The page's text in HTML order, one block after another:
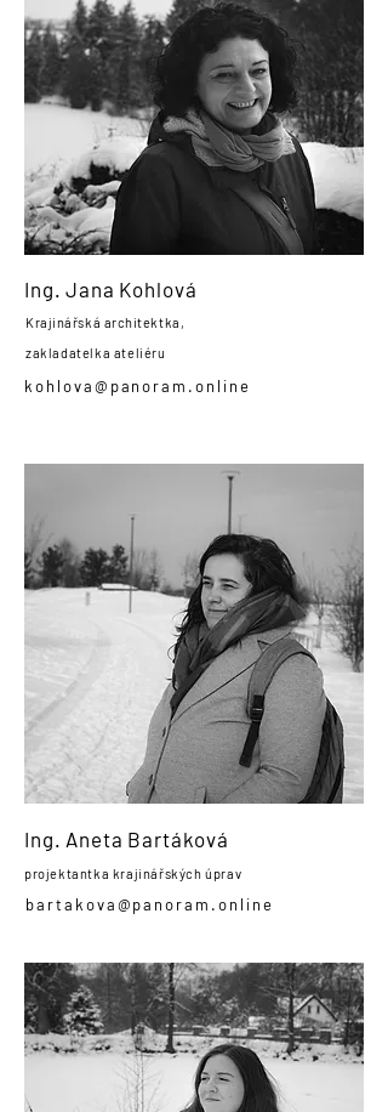
Ing. Jana Kohlová
Krajinářská architektka,
zakladatelka ateliéru
kohlova@panoram.online
Ing. Aneta Bartáková
projektantka krajinářských úprav
bartakova@panoram.online